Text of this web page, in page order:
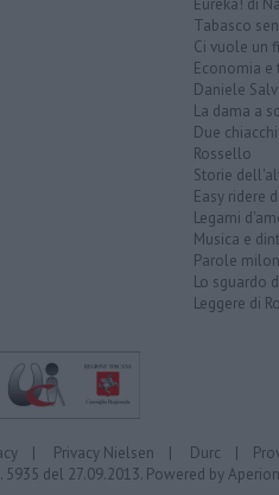
Eureka! di
Tabasco
Ci vuole un
Economia
Daniele
La dama a
Due
Rossello
Storie
Easy ridere
Legami
Musica e
Parole
Lo sguardo
Leggere di
| Privacy Nielsen | Durc |
del 27.09.2013. Powered by